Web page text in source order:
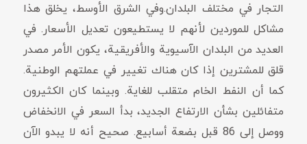
التجار في مختلف البلدان.وفي الشرق الأوسط، يخلق هذا
مشاكل للموردين لأنهم لا يستطيعون تعديل الأسعار. في
العديد من البلدان الآسيوية والأفريقية، يكون الأمر مصدر
قلق للمشترين إذا كان هناك تغيير في عملتهم الوطنية.
كما أن النفط الخام متقلب للغاية. وبينما كان الكثيرون
متفائلين بشأن الارتفاع الجديد، بدأ السعر في الانخفاض
ووصل إلى 86 قبل بضعة أسابيع. صحيح أنه لا يبدو الآن